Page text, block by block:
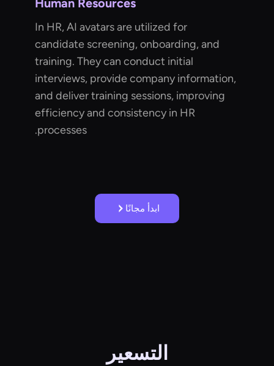
Human Resources
In HR, AI avatars are utilized for
candidate screening, onboarding, and
training. They can conduct initial
interviews, provide company information,
and deliver training sessions, improving
efficiency and consistency in HR
processes.
ابدأ مجانًا
التسعير